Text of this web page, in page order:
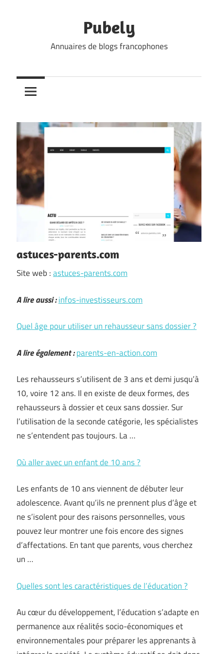
Pubely
Annuaires de blogs francophones
astuces-parents.com
Site web :astuces-parents.com
A lire aussi :infos-investisseurs.com
Quel âge pour utiliser un rehausseur sans dossier ?
A lire également :parents-en-action.com
Les rehausseurs s’utilisent de 3 ans et demi jusqu’à
10, voire 12 ans. Il en existe de deux formes, des
rehausseurs à dossier et ceux sans dossier. Sur
l’utilisation de la seconde catégorie, les spécialistes
ne s’entendent pas toujours. La …
Où aller avec un enfant de 10 ans ?
Les enfants de 10 ans viennent de débuter leur
adolescence. Avant qu’ils ne prennent plus d’âge et
ne s’isolent pour des raisons personnelles, vous
pouvez leur montrer une fois encore des signes
d’affectations. En tant que parents, vous cherchez
un …
Quelles sont les caractéristiques de l’éducation ?
Au cœur du développement, l’éducation s’adapte en
permanence aux réalités socio-économiques et
environnementales pour préparer les apprenants à